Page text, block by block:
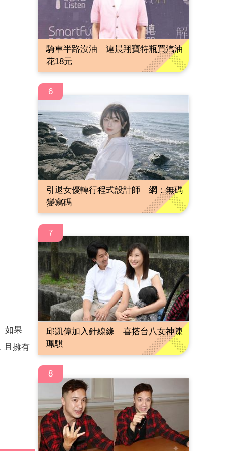
如果
且擁有
騎車半路沒油 連晨翔寶特瓶買汽油
花18元
6
引退女優轉行程式設計師 網：無碼
變寫碼
7
邱凱偉加入針線緣 喜搭台八女神陳
珮騏
8